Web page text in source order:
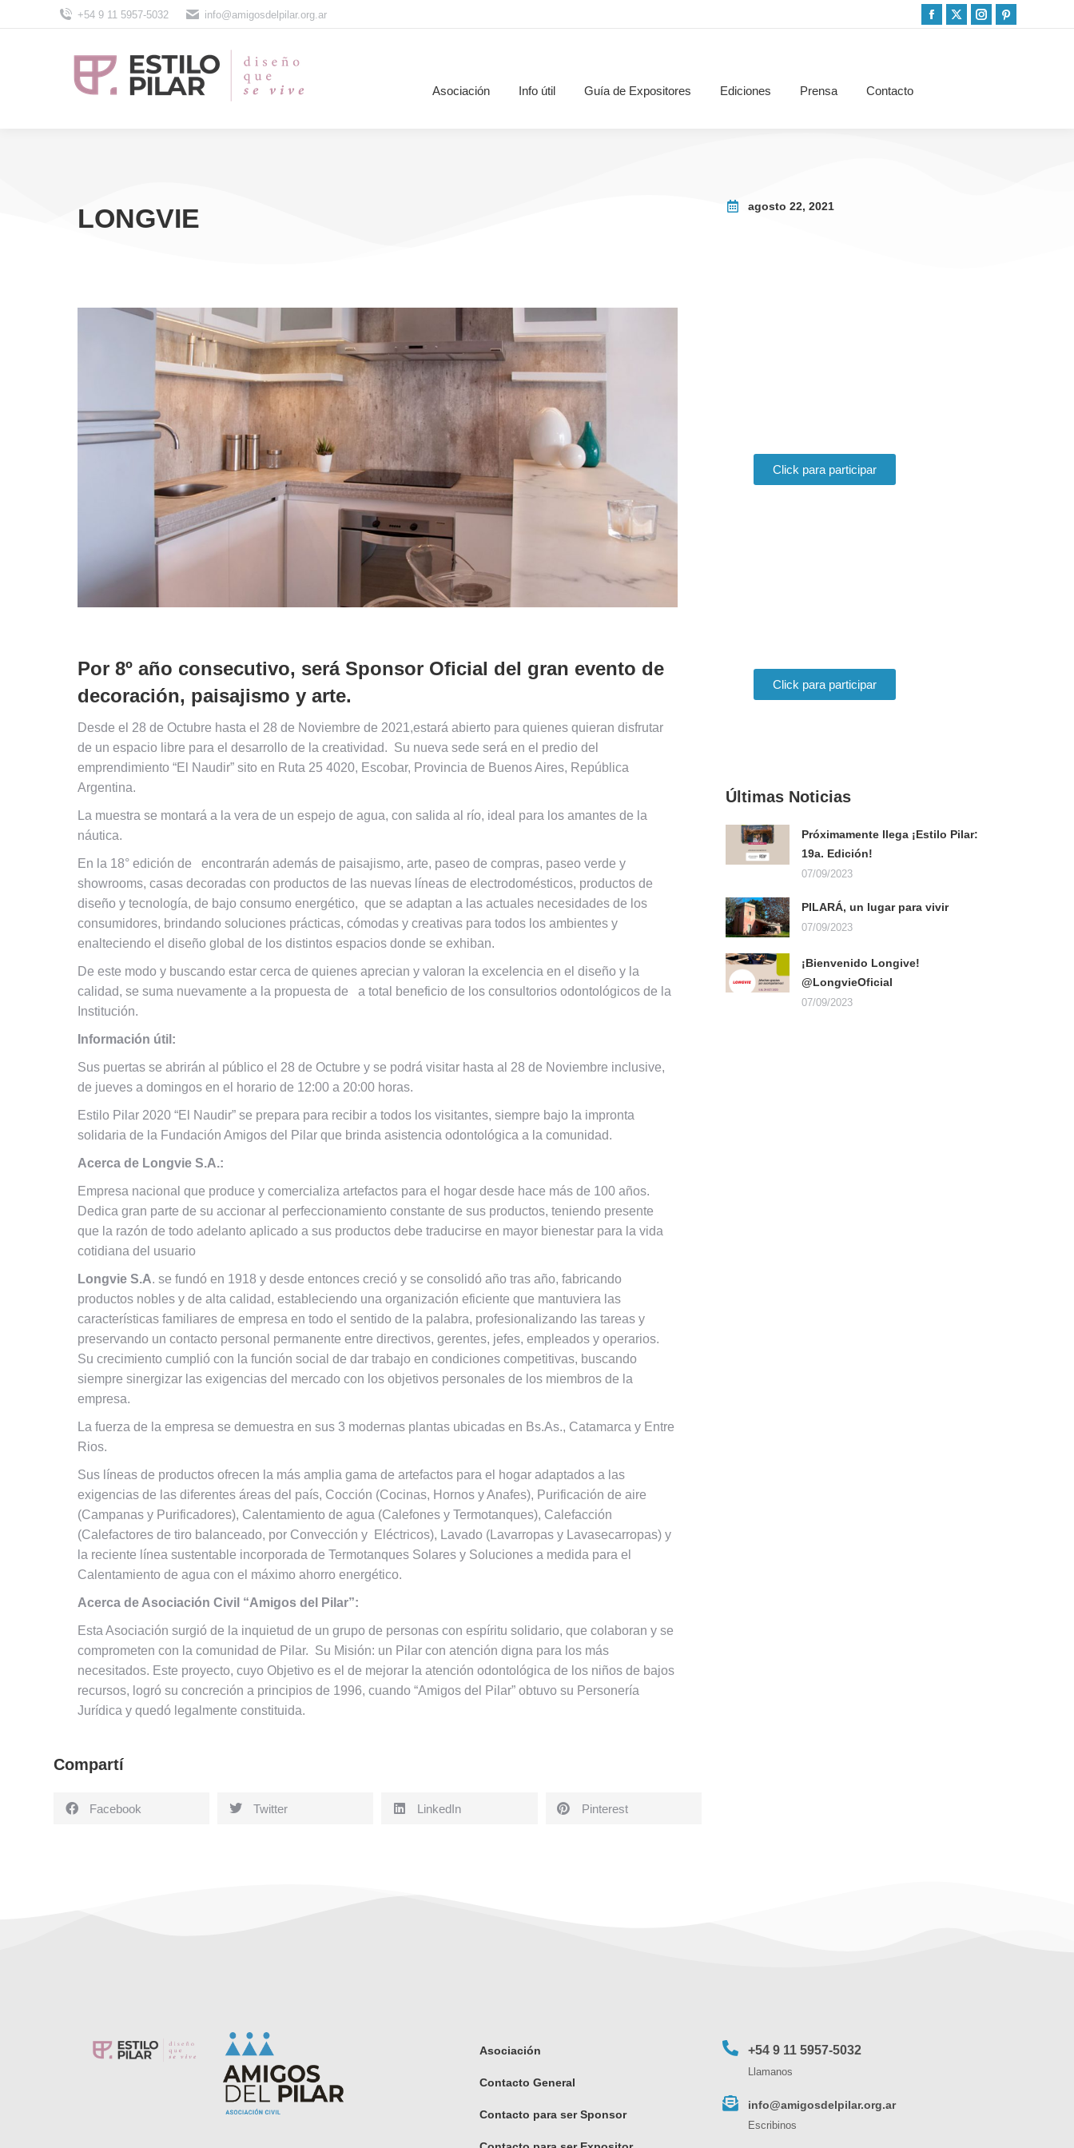
+54 9 11 5957-5032 info@amigosdelpilar.org.ar
Asociación Info útil Guía de Expositores Ediciones Prensa Contacto
LONGVIE agosto 22, 2021
Por 8º año consecutivo, será Sponsor Oficial del gran evento de
decoración, paisajismo y arte.
Desde el 28 de Octubre hasta el 28 de Noviembre de 2021,estará abierto para quienes quieran disfrutar
de un espacio libre para el desarrollo de la creatividad. Su nueva sede será en el predio del
emprendimiento “El Naudir” sito en Ruta 25 4020, Escobar, Provincia de Buenos Aires, República
Argentina.
La muestra se montará a la vera de un espejo de agua, con salida al río, ideal para los amantes de la
náutica.
En la 18° edición de encontrarán además de paisajismo, arte, paseo de compras, paseo verde y
showrooms, casas decoradas con productos de las nuevas líneas de electrodomésticos, productos de
diseño y tecnología, de bajo consumo energético, que se adaptan a las actuales necesidades de los
consumidores, brindando soluciones prácticas, cómodas y creativas para todos los ambientes y
enalteciendo el diseño global de los distintos espacios donde se exhiban.
De este modo y buscando estar cerca de quienes aprecian y valoran la excelencia en el diseño y la
calidad, se suma nuevamente a la propuesta de a total beneficio de los consultorios odontológicos de la
Institución.
Información útil:
Sus puertas se abrirán al público el 28 de Octubre y se podrá visitar hasta al 28 de Noviembre inclusive,
de jueves a domingos en el horario de 12:00 a 20:00 horas.
Estilo Pilar 2020 “El Naudir” se prepara para recibir a todos los visitantes, siempre bajo la impronta
solidaria de la Fundación Amigos del Pilar que brinda asistencia odontológica a la comunidad.
Acerca de Longvie S.A.:
Empresa nacional que produce y comercializa artefactos para el hogar desde hace más de 100 años.
Dedica gran parte de su accionar al perfeccionamiento constante de sus productos, teniendo presente
que la razón de todo adelanto aplicado a sus productos debe traducirse en mayor bienestar para la vida
cotidiana del usuario
Longvie S.A. se fundó en 1918 y desde entonces creció y se consolidó año tras año, fabricando
productos nobles y de alta calidad, estableciendo una organización eficiente que mantuviera las
características familiares de empresa en todo el sentido de la palabra, profesionalizando las tareas y
preservando un contacto personal permanente entre directivos, gerentes, jefes, empleados y operarios.
Su crecimiento cumplió con la función social de dar trabajo en condiciones competitivas, buscando
siempre sinergizar las exigencias del mercado con los objetivos personales de los miembros de la
empresa.
La fuerza de la empresa se demuestra en sus 3 modernas plantas ubicadas en Bs.As., Catamarca y Entre
Rios.
Sus líneas de productos ofrecen la más amplia gama de artefactos para el hogar adaptados a las
exigencias de las diferentes áreas del país, Cocción (Cocinas, Hornos y Anafes), Purificación de aire
(Campanas y Purificadores), Calentamiento de agua (Calefones y Termotanques), Calefacción
(Calefactores de tiro balanceado, por Convección y Eléctricos), Lavado (Lavarropas y Lavasecarropas) y
la reciente línea sustentable incorporada de Termotanques Solares y Soluciones a medida para el
Calentamiento de agua con el máximo ahorro energético.
Acerca de Asociación Civil “Amigos del Pilar”:
Esta Asociación surgió de la inquietud de un grupo de personas con espíritu solidario, que colaboran y se
comprometen con la comunidad de Pilar. Su Misión: un Pilar con atención digna para los más
necesitados. Este proyecto, cuyo Objetivo es el de mejorar la atención odontológica de los niños de bajos
recursos, logró su concreción a principios de 1996, cuando “Amigos del Pilar” obtuvo su Personería
Jurídica y quedó legalmente constituida.
Compartí
Facebook Twitter LinkedIn Pinterest
Click para participar
Click para participar
Últimas Noticias
Próximamente llega ¡Estilo Pilar:
19a. Edición!
07/09/2023
PILARÁ, un lugar para vivir
07/09/2023
¡Bienvenido Longive!
@LongvieOficial
07/09/2023
Asociación
Contacto General
Contacto para ser Sponsor
+54 9 11 5957-5032
Llamanos
info@amigosdelpilar.org.ar
Escribinos